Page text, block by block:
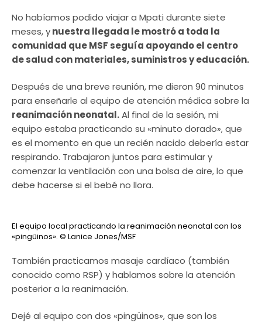
No habíamos podido viajar a Mpati durante siete
meses, ynuestra llegada le mostró a toda la
comunidad que MSF seguía apoyando el centro
de salud con materiales, suministros y educación.
Después de una breve reunión, me dieron 90 minutos
para enseñarle al equipo de atención médica sobre la
reanimación neonatal.Al final de la sesión, mi
equipo estaba practicando su «minuto dorado», que
es el momento en que un recién nacido debería estar
respirando. Trabajaron juntos para estimular y
comenzar la ventilación con una bolsa de aire, lo que
debe hacerse si el bebé no llora.
El equipo local practicando la reanimación neonatal con los
«pingüinos». © Lanice Jones/MSF
También practicamos masaje cardíaco (también
conocido como RSP) y hablamos sobre la atención
posterior a la reanimación.
Dejé al equipo con dos «pingüinos», que son los